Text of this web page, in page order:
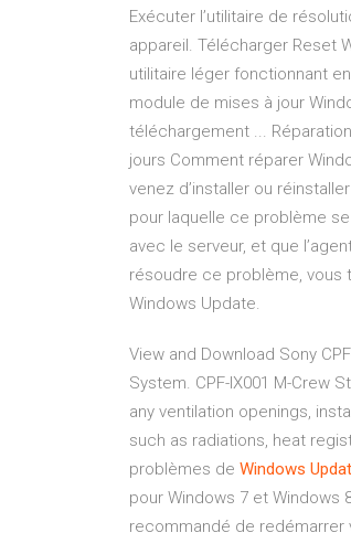
Exécuter l’utilitaire de
appareil. Télécharger Reset
utilitaire léger fonctionnant
module de mises à jour
téléchargement ...
jours Comment réparer
venez d’installer ou
pour laquelle ce problème
avec le serveur, et que
résoudre ce problème, vous
Windows Update.
View and Download Sony
System. CPF-IX001 M-Crew
any ventilation openings,
such as radiations, heat
problèmes de Windows
pour Windows 7 et Windows
recommandé de redémarrer